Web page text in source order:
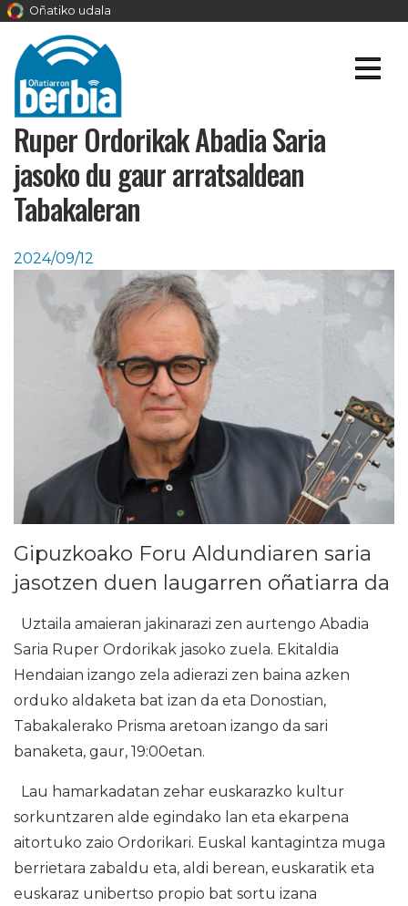
Oñatiko udala
Ruper Ordorikak Abadia Saria
jasoko du gaur arratsaldean
Tabakaleran
2024/09/12
Gipuzkoako Foru Aldundiaren saria
jasotzen duen laugarren oñatiarra da
Uztaila amaieran jakinarazi zen aurtengo Abadia
Saria Ruper Ordorikak jasoko zuela. Ekitaldia
Hendaian izango zela adierazi zen baina azken
orduko aldaketa bat izan da eta Donostian,
Tabakalerako Prisma aretoan izango da sari
banaketa, gaur, 19:00etan.
Lau hamarkadatan zehar euskarazko kultur
sorkuntzaren alde egindako lan eta ekarpena
aitortuko zaio Ordorikari. Euskal kantagintza muga
berrietara zabaldu eta, aldi berean, euskaratik eta
euskaraz unibertso propio bat sortu izana